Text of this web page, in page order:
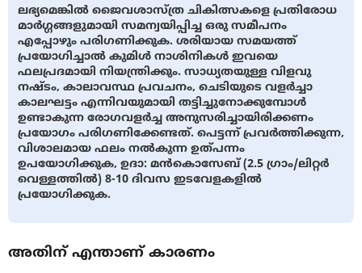
ലഭ്യമെങ്കില്‍ ജൈവശാസ്ത്ര ചികിത്സകളെ പ്രതിരോധ
മാര്‍ഗ്ഗങ്ങളുമായി സമന്വയിപ്പിച്ച ഒരു സമീപനം
എപ്പോഴും പരിഗണിക്കുക. ശരിയായ സമയത്ത്
പ്രയോഗിച്ചാല്‍ കുമിള്‍ നാശിനികള്‍ ഇവയെ
ഫലപ്രദമായി നിയന്ത്രിക്കും. സാധ്യതയുള്ള വിളവു
നഷ്ടം, കാലാവസ്ഥ പ്രവചനം, ചെടിയുടെ വളര്‍ച്ചാ
കാലഘട്ടം എന്നിവയുമായി തട്ടിച്ചുനോക്കുമ്പോള്‍
ഉണ്ടാകുന്ന രോഗവളര്‍ച്ച അനുസരിച്ചായിരിക്കണം
പ്രയോഗം പരിഗണിക്കേണ്ടത്. പെട്ടന്ന് പ്രവര്‍ത്തിക്കുന്ന,
വിശാലമായ ഫലം നല്‍കുന്ന ഉത്പന്നം
ഉപയോഗിക്കുക, ഉദാ: മന്‍കൊസേബ് (2.5 ഗ്രാം/ലിറ്റര്‍
വെള്ളത്തില്‍) 8-10 ദിവസ ഇടവേളകളില്‍
പ്രയോഗിക്കുക.
അതിന് എന്താണ് കാരണം